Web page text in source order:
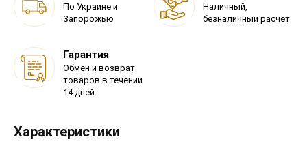
По Украине и
Запорожью
Наличный,
безналичный расчет
Гарантия
Обмен и возврат
товаров в течении
14 дней
Характеристики